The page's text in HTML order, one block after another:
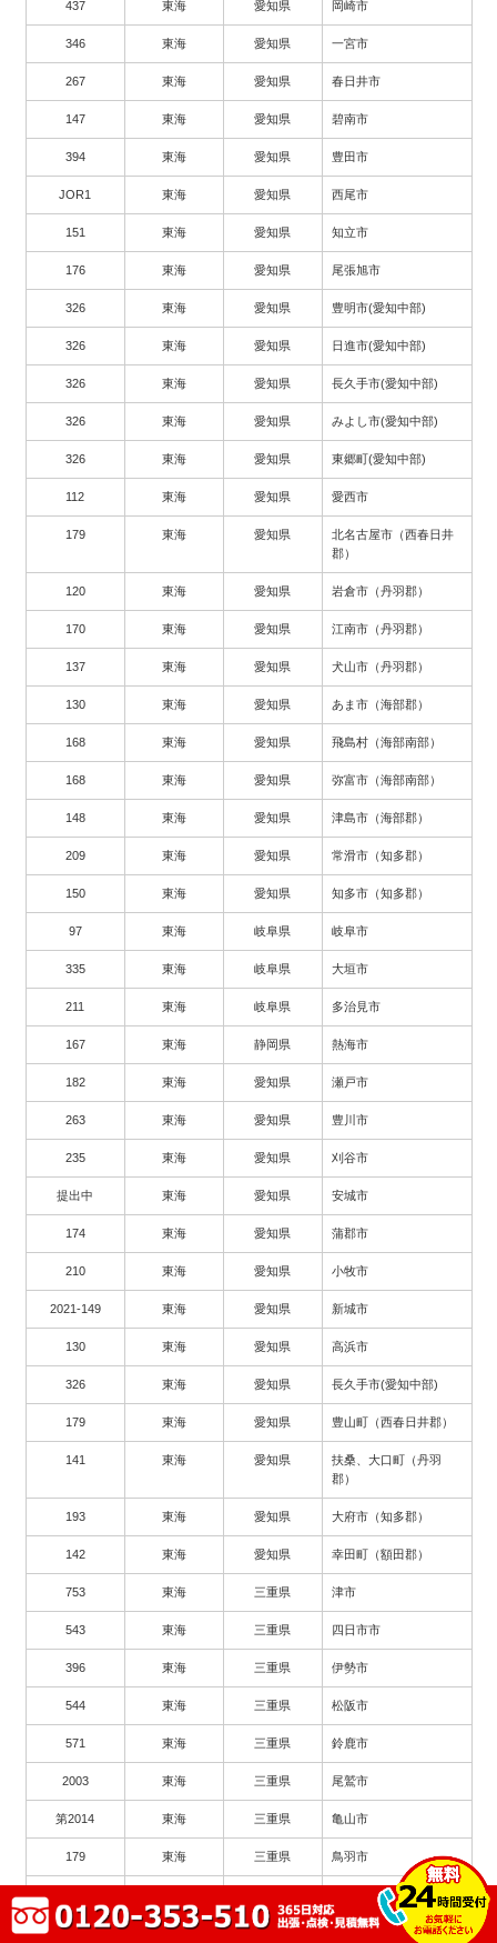
437 東海 愛知県 岡崎市
346 東海 愛知県 一宮市
267 東海 愛知県 春日井市
147 東海 愛知県 碧南市
394 東海 愛知県 豊田市
JOR1 東海 愛知県 西尾市
151 東海 愛知県 知立市
176 東海 愛知県 尾張旭市
326 東海 愛知県 豊明市(愛知中部)
326 東海 愛知県 日進市(愛知中部)
326 東海 愛知県 長久手市(愛知中部)
326 東海 愛知県 みよし市(愛知中部)
326 東海 愛知県 東郷町(愛知中部)
112 東海 愛知県 愛西市
179 東海 愛知県
北名古屋市（西春日井
郡）
120 東海 愛知県 岩倉市（丹羽郡）
170 東海 愛知県 江南市（丹羽郡）
137 東海 愛知県 犬山市（丹羽郡）
130 東海 愛知県 あま市（海部郡）
168 東海 愛知県 飛島村（海部南部）
168 東海 愛知県 弥富市（海部南部）
148 東海 愛知県 津島市（海部郡）
209 東海 愛知県 常滑市（知多郡）
150 東海 愛知県 知多市（知多郡）
97 東海 岐阜県 岐阜市
335 東海 岐阜県 大垣市
211 東海 岐阜県 多治見市
167 東海 静岡県 熱海市
182 東海 愛知県 瀬戸市
263 東海 愛知県 豊川市
235 東海 愛知県 刈谷市
提出中 東海 愛知県 安城市
174 東海 愛知県 蒲郡市
210 東海 愛知県 小牧市
2021-149 東海 愛知県 新城市
130 東海 愛知県 高浜市
326 東海 愛知県 長久手市(愛知中部)
179 東海 愛知県 豊山町（西春日井郡）
141 東海 愛知県
扶桑、大口町（丹羽
郡）
193 東海 愛知県 大府市（知多郡）
142 東海 愛知県 幸田町（額田郡）
753 東海 三重県 津市
543 東海 三重県 四日市市
396 東海 三重県 伊勢市
544 東海 三重県 松阪市
571 東海 三重県 鈴鹿市
2003 東海 三重県 尾鷲市
第2014 東海 三重県 亀山市
179 東海 三重県 鳥羽市
385 東海 三重県 伊賀市